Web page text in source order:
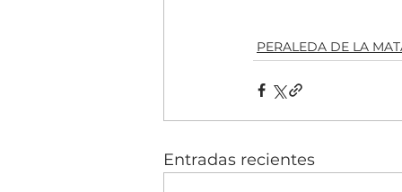
PERALEDA DE LA
Entradas recientes